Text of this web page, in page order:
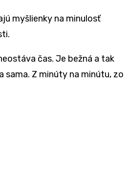
myšlienky na minulosť
čas. Je bežná a tak
sama. Z minúty na minútu, zo